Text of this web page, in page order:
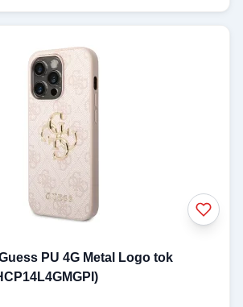
PU 4G Metal Logo tok